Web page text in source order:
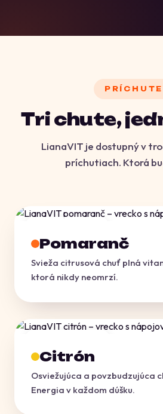
PRÍCHUTE
Tri chute,
LianaVIT je dostupný v
príchutiach. Ktorá
Pomaranč
Svieža citrusová chuť plná
ktorá nikdy neomrzí.
Citrón
Osviežujúca a povzbudzujúca
Energia v každom dúšku.